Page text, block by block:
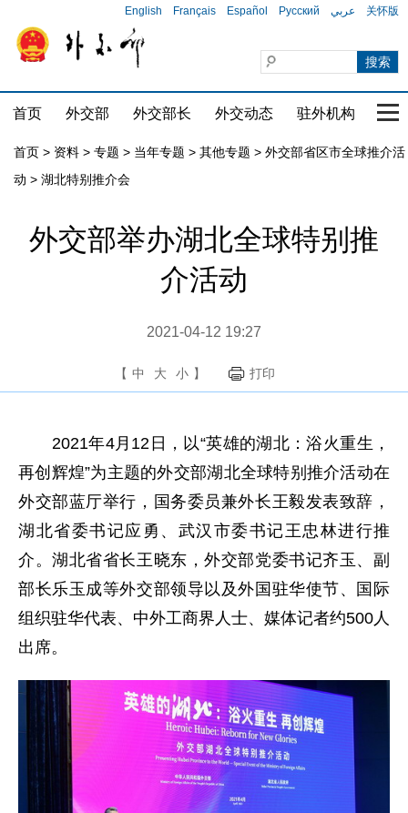
English Français Español Русский عربي 关怀版
首页 外交部 外交部长 外交动态 驻外机构 国
首页 > 资料 > 专题 > 当年专题 > 其他专题 > 外交部省区市全球推介活
动 > 湖北特别推介会
外交部举办湖北全球特别推
介活动
2021-04-12 19:27
【 中 大 小 】 打印
2021年4月12日，以“英雄的湖北：浴火重生，
再创辉煌”为主题的外交部湖北全球特别推介活动在
外交部蓝厅举行，国务委员兼外长王毅发表致辞，
湖北省委书记应勇、武汉市委书记王忠林进行推
介。湖北省省长王晓东，外交部党委书记齐玉、副
部长乐玉成等外交部领导以及外国驻华使节、国际
组织驻华代表、中外工商界人士、媒体记者约500人
出席。